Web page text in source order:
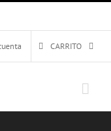
CARRITO